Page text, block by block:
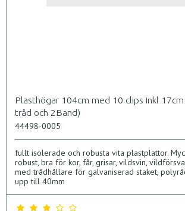
Plasthögar 104cm med 10 clips inkl 17cm
tråd och 2Band)
44498-0005
fullt isolerade och robusta vita plastplattor.
robust, bra för kor, får, grisar, vildsvin,
med trådhållare för galvaniserad staket,
upp till 40mm